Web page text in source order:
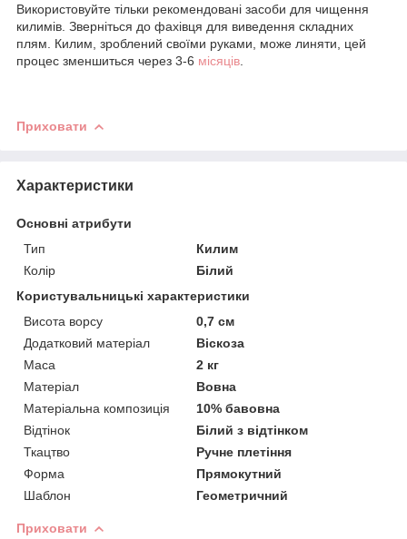
Використовуйте тільки рекомендовані засоби для чищення
килимів. Зверніться до фахівця для виведення складних
плям. Килим, зроблений своїми руками, може линяти, цей
процес зменшиться через 3-6 місяців
Приховати
Характеристики
Основні атрибути
Тип
Килим
Колір
Білий
Користувальницькі характеристики
Висота ворсу
0,7 см
Додатковий матеріал
Віскоза
Маса
2 кг
Матеріал
Вовна
Матеріальна композиція
10% бавовна
Відтінок
Білий з відтінком
Ткацтво
Ручне плетіння
Форма
Прямокутний
Шаблон
Геометричний
Приховати